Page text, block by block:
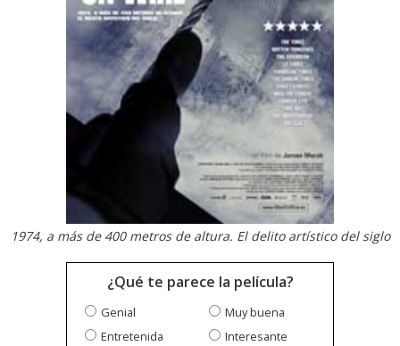
1974, a más de 400 metros de altura. El delito artístico del siglo
¿Qué te parece la película?
Genial
Muy buena
Entretenida
Interesante